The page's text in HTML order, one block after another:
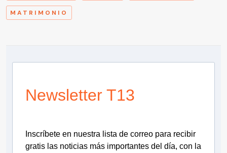
MATRIMONIO
Newsletter T13
Inscríbete en nuestra lista de correo para recibir
gratis las noticias más importantes del día, con la